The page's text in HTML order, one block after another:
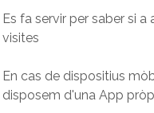
Es fa servir per saber si
visites
En cas de dispositius
disposem d'una App